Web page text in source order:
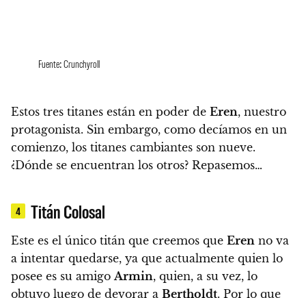
Fuente: Crunchyroll
Estos tres titanes están en poder de Eren, nuestro
protagonista. Sin embargo, como decíamos en un
comienzo, los titanes cambiantes son nueve.
¿Dónde se encuentran los otros? Repasemos…
4 Titán Colosal
Este es el único titán que creemos que Eren no va
a intentar quedarse, ya que actualmente quien lo
posee es su amigoArmin, quien, a su vez, lo
obtuvo luego de devorar a Bertholdt. Por lo que